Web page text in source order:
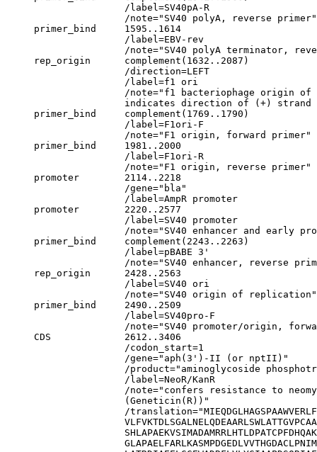
                     /label=SV40pA-R
                     /note="SV40 polyA, reverse primer"
     primer_bind     1595..1614
                     /label=EBV-rev
/note="SV40 polyA terminator,
     rep_origin      complement(1632..2087)
                     /direction=LEFT
                     /label=f1 ori
/note="f1 bacteriophage origin
indicates direction of (+) strand
     primer_bind     complement(1769..1790)
                     /label=F1ori-F
                     /note="F1 origin, forward primer"
     primer_bind     1981..2000
                     /label=F1ori-R
                     /note="F1 origin, reverse primer"
     promoter        2114..2218
                     /gene="bla"
                     /label=AmpR promoter
     promoter        2220..2577
                     /label=SV40 promoter
/note="SV40 enhancer and early
     primer_bind     complement(2243..2263)
                     /label=pBABE 3'
/note="SV40 enhancer, reverse
     rep_origin      2428..2563
                     /label=SV40 ori
                     /note="SV40 origin of replication"
     primer_bind     2490..2509
                     /label=SV40pro-F
/note="SV40 promoter/origin,
     CDS             2612..3406
                     /codon_start=1
                     /gene="aph(3')-II (or nptII)"
/product="aminoglycoside
                     /label=NeoR/KanR
/note="confers resistance to
                     (Geneticin(R))"
/